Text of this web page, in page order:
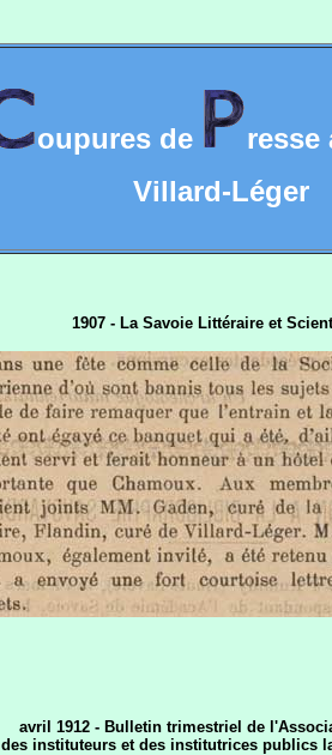
oupures de
resse
Villard-Léger
1907 - La Savoie Littéraire et
avril 1912 - Bulletin trimestriel de
des instituteurs et des institutrices publics